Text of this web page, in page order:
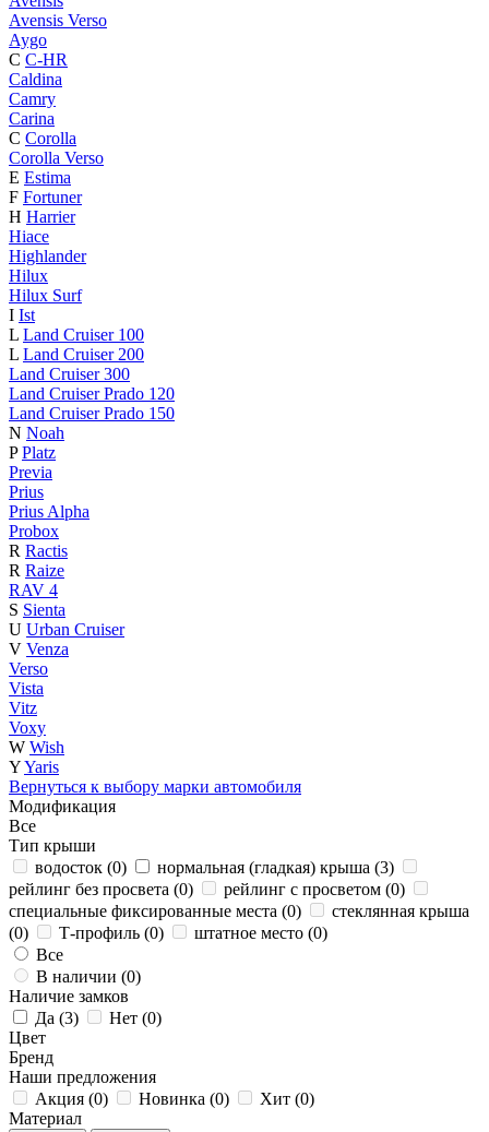
Avensis Verso
Aygo
C C-HR
Caldina
Camry
Carina
C Corolla
Corolla Verso
E Estima
F Fortuner
H Harrier
Hiace
Highlander
Hilux
Hilux Surf
I Ist
L Land Cruiser 100
L Land Cruiser 200
Land Cruiser 300
Land Cruiser Prado 120
Land Cruiser Prado 150
N Noah
P Platz
Previa
Prius
Prius Alpha
Probox
R Ractis
R Raize
RAV 4
S Sienta
U Urban Cruiser
V Venza
Verso
Vista
Vitz
Voxy
W Wish
YYaris
Вернуться к выбору марки автомобиля
Модификация
Все
Тип крыши
водосток (0) нормальная (гладкая) крыша (3)
рейлинг без просвета (0) рейлинг с просветом (0)
специальные фиксированные места (0)
стеклянная крыша
(0) Т-профиль (0) штатное место (0)
Все
В наличии (0)
Наличие замков
Да (3) Нет (0)
Цвет
Бренд
Наши предложения
Акция (0) Новинка (0) Хит (0)
Материал